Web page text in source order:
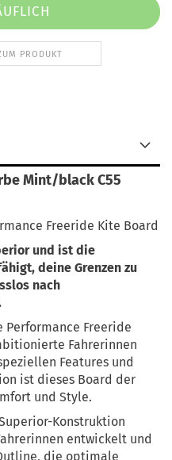
PRODUKT
Mint/blackC55
Freeride Kite Board
und ist die
deine Grenzen zu
nach
Performance Freeride
Fahrerinnen
Features und
ist dieses Board der
und Style.
Konstruktion
entwickelt und
die optimale